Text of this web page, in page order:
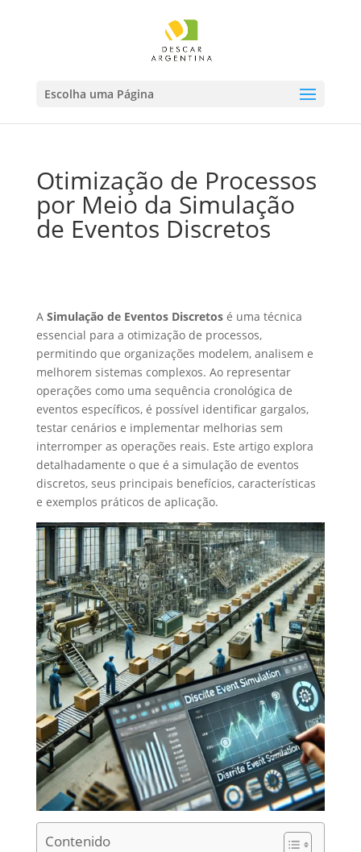
Escolha uma Página
Otimização de Processos
por Meio da Simulação
de Eventos Discretos
A Simulação de Eventos Discretosé uma técnica
essencial para a otimização de processos,
permitindo que organizações modelem, analisem e
melhorem sistemas complexos. Ao representar
operações como uma sequência cronológica de
eventos específicos, é possível identificar gargalos,
testar cenários e implementar melhorias sem
interromper as operações reais. Este artigo explora
detalhadamente o que é a simulação de eventos
discretos, seus principais benefícios, características
e exemplos práticos de aplicação.
Contenido